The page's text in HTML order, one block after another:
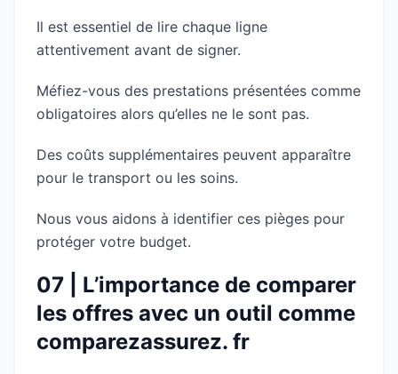
Il est essentiel de lire chaque ligne
attentivement avant de signer.
Méfiez-vous des prestations présentées comme
obligatoires alors qu’elles ne le sont pas.
Des coûts supplémentaires peuvent apparaître
pour le transport ou les soins.
Nous vous aidons à identifier ces pièges pour
protéger votre budget.
07 | L’importance de comparer
les offres avec un outil comme
comparezassurez. fr